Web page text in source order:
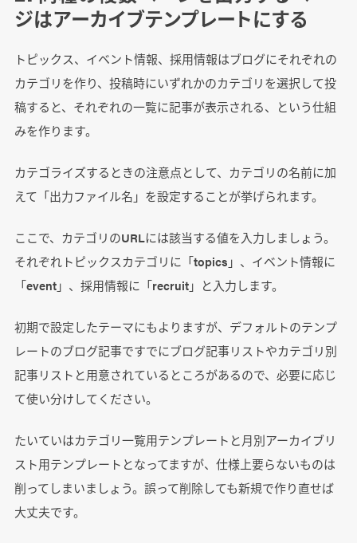
ジはアーカイブテンプレートにする
トピックス、イベント情報、採用情報はブログにそれぞれの
カテゴリを作り、投稿時にいずれかのカテゴリを選択して投
稿すると、それぞれの一覧に記事が表示される、という仕組
みを作ります。
カテゴライズするときの注意点として、カテゴリの名前に加
えて「出力ファイル名」を設定することが挙げられます。
ここで、カテゴリのURLには該当する値を入力しましょう。
それぞれトピックスカテゴリに「topics」、イベント情報に
「event」、採用情報に「recruit」と入力します。
初期で設定したテーマにもよりますが、デフォルトのテンプ
レートのブログ記事ですでにブログ記事リストやカテゴリ別
記事リストと用意されているところがあるので、必要に応じ
て使い分けしてください。
たいていはカテゴリ一覧用テンプレートと月別アーカイブリ
スト用テンプレートとなってますが、仕様上要らないものは
削ってしまいましょう。誤って削除しても新規で作り直せば
大丈夫です。